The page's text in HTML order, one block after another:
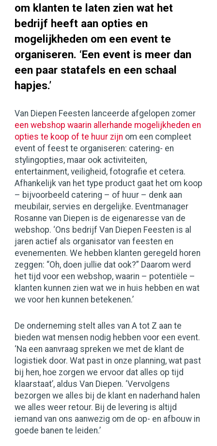
om klanten te laten zien wat het
bedrijf heeft aan opties en
mogelijkheden om een event te
organiseren. ‘Een event is meer dan
een paar statafels en een schaal
hapjes.’
Van Diepen Feesten lanceerde afgelopen zomer
een webshop waarin allerhande mogelijkheden en
opties te koop of te huur zijn om een compleet
event of feest te organiseren: catering- en
stylingopties, maar ook activiteiten,
entertainment, veiligheid, fotografie et cetera.
Afhankelijk van het type product gaat het om koop
– bijvoorbeeld catering – of huur – denk aan
meubilair, servies en dergelijke. Eventmanager
Rosanne van Diepen is de eigenaresse van de
webshop. ‘Ons bedrijf Van Diepen Feesten is al
jaren actief als organisator van feesten en
evenementen. We hebben klanten geregeld horen
zeggen: “Oh, doen jullie dat ook?” Daarom werd
het tijd voor een webshop, waarin – potentiële –
klanten kunnen zien wat we in huis hebben en wat
we voor hen kunnen betekenen.’
De onderneming stelt alles van A tot Z aan te
bieden wat mensen nodig hebben voor een event.
‘Na een aanvraag spreken we met de klant de
logistiek door. Wat past in onze planning, wat past
bij hen, hoe zorgen we ervoor dat alles op tijd
klaarstaat’, aldus Van Diepen. ‘Vervolgens
bezorgen we alles bij de klant en naderhand halen
we alles weer retour. Bij de levering is altijd
iemand van ons aanwezig om de op- en afbouw in
goede banen te leiden.’